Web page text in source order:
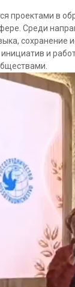
проектами в
Среди
сохранение
и